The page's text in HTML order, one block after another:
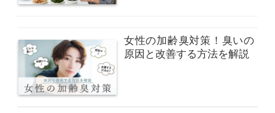
女性の加齢臭対策！臭いの
原因と改善する方法を解説